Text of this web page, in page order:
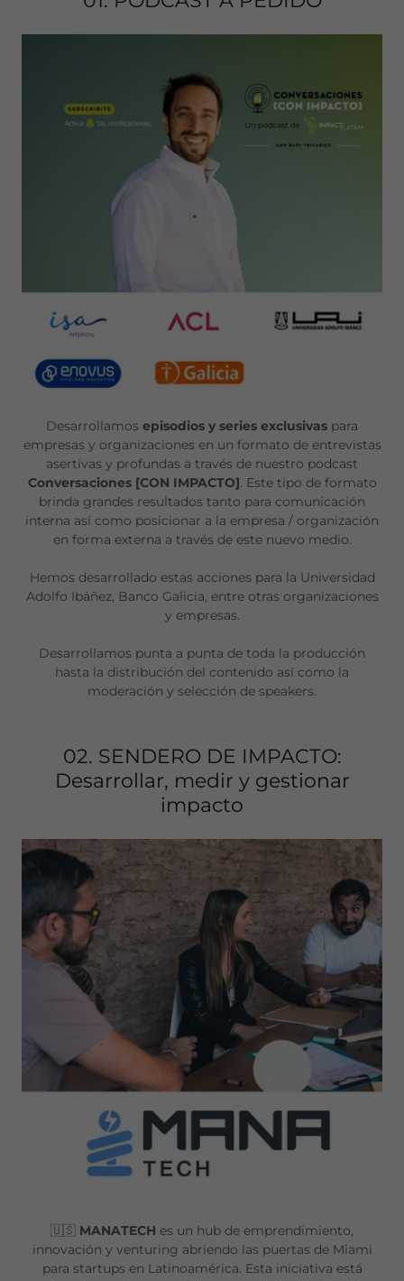
Desarrollamos episodios y series exclusivas para
empresas y organizaciones en un formato de entrevistas
asertivas y profundas a través de nuestro podcast
Conversaciones [CON IMPACTO]. Este tipo de formato
brinda grandes resultados tanto para comunicación
interna así como posicionar a la empresa / organización
en forma externa a través de este nuevo medio.
Hemos desarrollado estas acciones para la Universidad
Adolfo Ibáñez, Banco Galicia, entre otras organizaciones
y empresas.
Desarrollamos punta a punta de toda la producción
hasta la distribución del contenido así como la
moderación y selección de speakers.
02. SENDERO DE IMPACTO:
Desarrollar, medir y gestionar
impacto
🇺🇸 MANATECH es un hub de emprendimiento,
innovación y venturing abriendo las puertas de Miami
para startups en Latinoamérica. Esta iniciativa está